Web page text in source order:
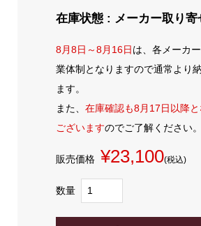
在庫状態 : メーカー取り寄
8月8日～8月16日は、各メーカ
業体制となりますので通常より
ます。
また、 在庫確認も8月17日以降
ございますのでご了解ください。
販売価格 ¥23,100(税込)
数量